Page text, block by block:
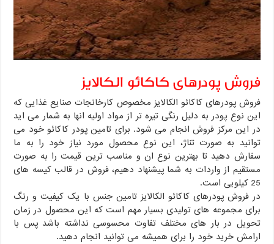
فروش پودرهای کاکائو الکالایز
فروش پودرهای کاکائو الکالایز مخصوص کارخانجات صنایع غذایی که
این نوع پودر به دلیل رنگی تیره تر از مواد اولیه انها به شمار می اید
در این مرکز فروش انجام می شود. برای تامین پودر کاکائو خود می
توانید به صورت تناژ، این نوع محصول مورد نیاز خود را به ما
سفارش دهید تا بهترین نوع ان و مناسب ترین قیمت را به صورت
مستقیم از واردات به شما پیشنهاد دهیم، فروش در قالب کیسه های
25 کیلویی است.
در فروش پودرهای کاکائو الکالایز تامین جنس با یک کیفیت و رنگ
برای مجموعه های تولیدی بسیار مهم است که این محصول در زمان
تحویل در بار های مختلف تفاوت محسوسی نداشته باشد پس با
ارامش خرید خود را برای همیشه می توانید انجام دهید.